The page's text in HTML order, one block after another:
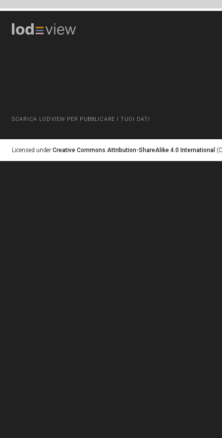
SCARICA LODVIEW PER PUBBLICARE I TUOI DATI
Licensed under Creative Commons Attribution-ShareAlike 4.0 International